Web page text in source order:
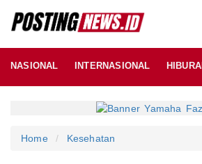
NASIONAL INTERNASIONAL
Home Kesehatan